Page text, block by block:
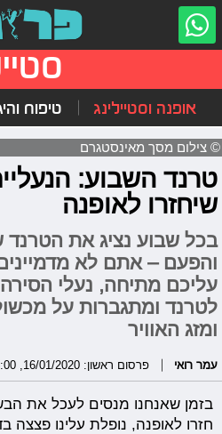
אופנה וסטיילינג טיפוח
© צילום מסך מאינסטגרם
טרנד השבוע:
שיחזרו לאופנה
בכל שבוע נציג את
והפעם – אתם לא
עליכם מתיחה, נעלי
לטרנד ומתגברות על
ומזג האוויר
עמר רואי פרסום ראשון: 16/01/2020, 08:00
בזמן שאנחנו מנסים לעכל את
חזרו לאופנה, נופלת עלינו פצצה